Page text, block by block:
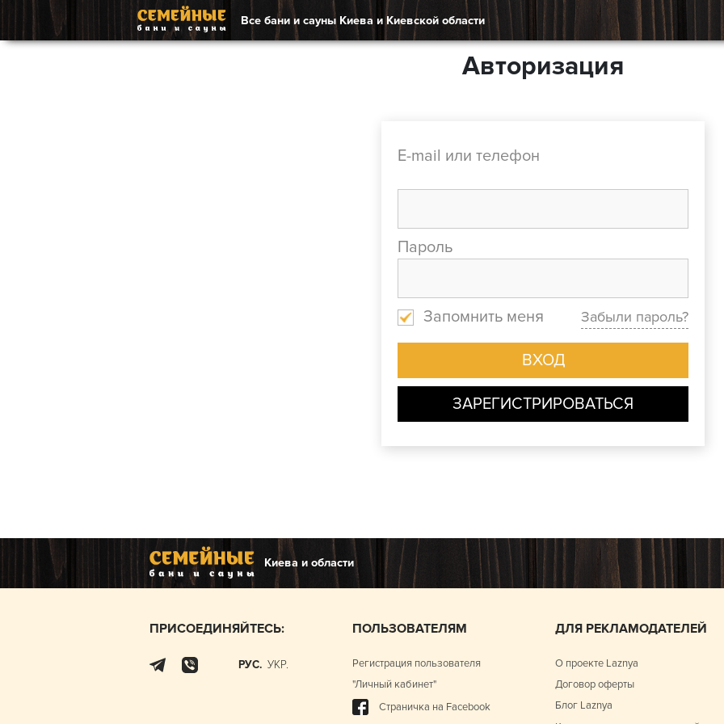
Все бани и сауны Киева и Киевской области
Авторизация
E-mail или телефон
Пароль
Запомнить меня Забыли пароль?
ВХОД
ЗАРЕГИСТРИРОВАТЬСЯ
киева и области
ПРИСОЕДИНЯЙТЕСЬ:
РУС. УКР.
ПОЛЬЗОВАТЕЛЯМ
Регистрация пользователя
"Личный кабинет"
Страничка на Facebook
ДЛЯ РЕКЛАМОДАТЕЛЕЙ
О проекте Laznya
Договор оферты
Блог Laznya